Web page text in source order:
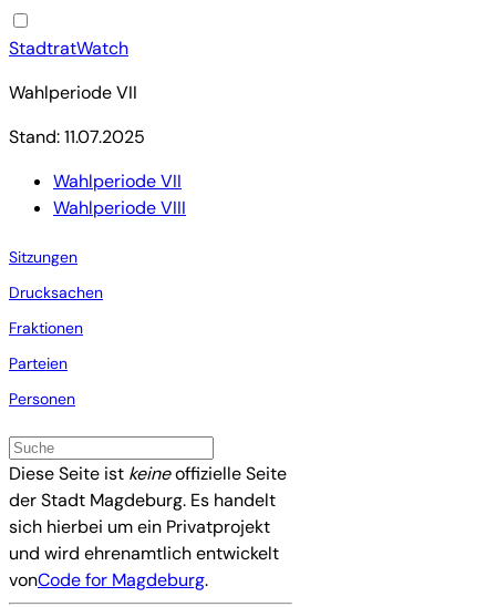
StadtratWatch
Wahlperiode VII
Stand: 11.07.2025
Wahlperiode VII
Wahlperiode VIII
Sitzungen
Drucksachen
Fraktionen
Parteien
Personen
Diese Seite ist keineoffizielle Seite
der Stadt Magdeburg. Es handelt
sich hierbei um ein Privatprojekt
und wird ehrenamtlich entwickelt
vonCode for Magdeburg.